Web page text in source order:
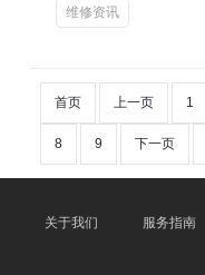
维修资讯
首页 上一页 1
8 9 下一页
关于我们 服务指南